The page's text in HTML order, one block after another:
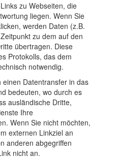
zu Webseiten, die
liegen. Wenn Sie
werden Daten (z.B.
zu dem auf den
übertragen. Diese
Protokolls, das dem
notwendig.
einen Datentransfer in das
bedeuten, wo durch es
ausländische Dritte,
Ihre
Wenn Sie nicht möchten,
externen Linkziel an
anderen abgegriffen
nicht an.